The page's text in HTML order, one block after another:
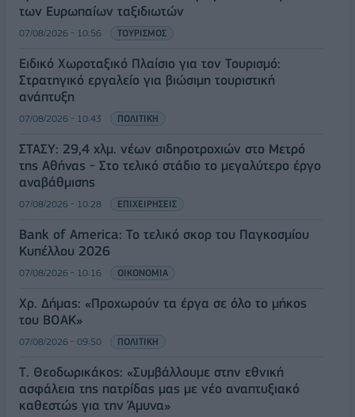
των Ευρωπαίων ταξιδιωτών
07/08/2026 - 10:56 ΤΟΥΡΙΣΜΟΣ
Ειδικό Χωροταξικό Πλαίσιο για τον Τουρισμό:
Στρατηγικό εργαλείο για βιώσιμη τουριστική
ανάπτυξη
07/08/2026 - 10:43 ΠΟΛΙΤΙΚΗ
ΣΤΑΣΥ: 29,4 χλμ. νέων σιδηροτροχιών στο Μετρό
της Αθήνας - Στο τελικό στάδιο το μεγαλύτερο έργο
αναβάθμισης
07/08/2026 - 10:28 ΕΠΙΧΕΙΡΗΣΕΙΣ
Bank of America: Το τελικό σκορ του Παγκοσμίου
Κυπέλλου 2026
07/08/2026 - 10:16 ΟΙΚΟΝΟΜΙΑ
Χρ. Δήμας: «Προχωρούν τα έργα σε όλο το μήκος
του ΒΟΑΚ»
07/08/2026 - 09:50 ΠΟΛΙΤΙΚΗ
Τ. Θεοδωρικάκος: «Συμβάλλουμε στην εθνική
ασφάλεια της πατρίδας μας με νέο αναπτυξιακό
καθεστώς για την Άμυνα»